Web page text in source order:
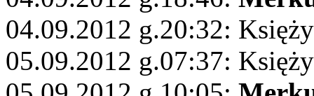
04.09.2012 g.20:32:
05.09.2012 g.07:37: